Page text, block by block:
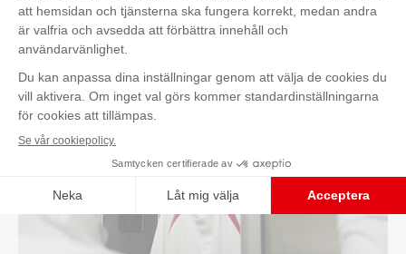
Upptäck också Kontakta oss